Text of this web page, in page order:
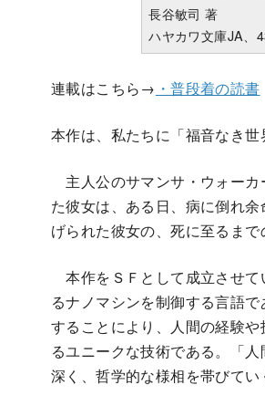
長谷敏司 著
ハヤカワ文庫JA、
連載はこちら→ ・普段着の読書
本作は、私たちに「福音なき世
主人公のサマンサ・ウォーカ
た彼女は、ある日、病に倒れ
げられた彼女の、死に至るま
本作をＳＦとして成立させて
るナノマシンを制御する言語
することにより、人間の経験
るユニークな技術である。「
深く、哲学的な様相を帯びてい